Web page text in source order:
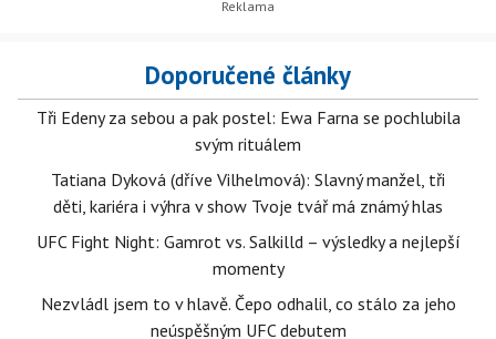
Doporučené články
Tři Edeny za sebou a pak postel: Ewa Farna se pochlubila
svým rituálem
Tatiana Dyková (dříve Vilhelmová): Slavný manžel, tři
děti, kariéra i výhra v show Tvoje tvář má známý hlas
UFC Fight Night: Gamrot vs. Salkilld – výsledky a nejlepší
momenty
Nezvládl jsem to v hlavě. Čepo odhalil, co stálo za jeho
neúspěšným UFC debutem